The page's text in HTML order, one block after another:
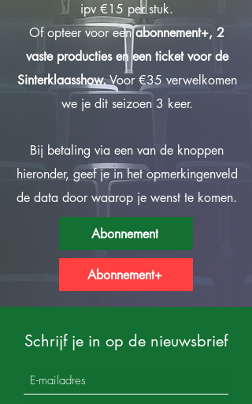
ipv €15 per stuk.
Of opteer voor eenabonnement+, 2
vaste producties en een ticket voor de
Sinterklaasshow.Voor €35 verwelkomen
we je dit seizoen 3 keer.
Bij betaling via een van de knoppen
hieronder, geef je in het opmerkingenveld
de data door waarop je wenst te komen.
Abonnement
Abonnement+
Schrijf je in op de nieuwsbrief